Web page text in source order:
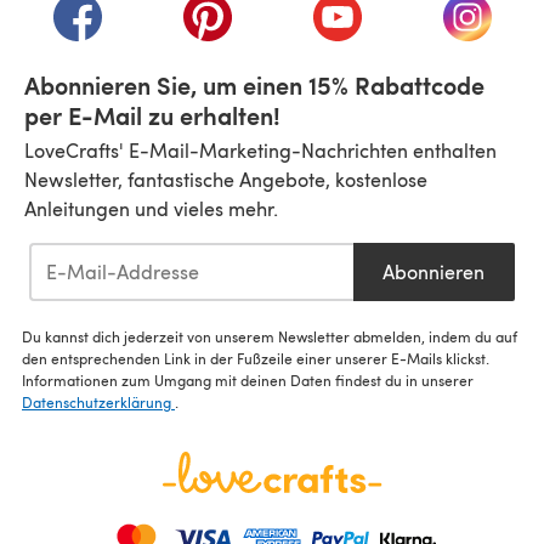
(öffnet sich in einem neuen Tab)
(öffnet sich in einem neuen Tab)
(öffnet sich in einem
(öffnet
Abonnieren Sie, um einen 15% Rabattcode
per E-Mail zu erhalten!
LoveCrafts' E-Mail-Marketing-Nachrichten enthalten
Newsletter, fantastische Angebote, kostenlose
Anleitungen und vieles mehr.
Abonnieren
Du kannst dich jederzeit von unserem Newsletter abmelden, indem du auf
den entsprechenden Link in der Fußzeile einer unserer E-Mails klickst.
Informationen zum Umgang mit deinen Daten findest du in unserer
Datenschutzerklärung